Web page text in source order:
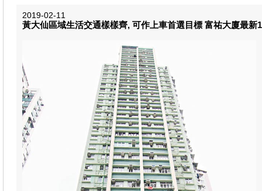
2019-02-11
黃大仙區域生活交通樣樣齊, 可作上車首選目標 富祐大廈最新